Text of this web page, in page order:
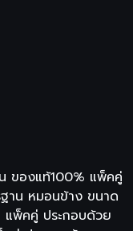
ของแท้100% แพ็คคู่
าน หมอนข้าง ขนาด
แพ็คคู่ ประกอบด้วย